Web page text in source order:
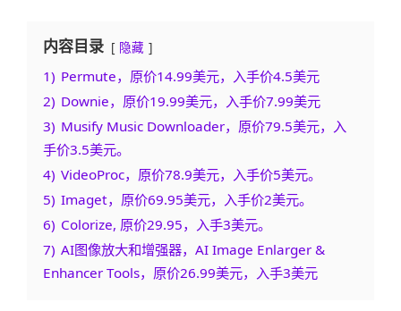
内容目录 隐藏
1) Permute，原价14.99美元，入手价4.5美元
2) Downie，原价19.99美元，入手价7.99美元
3) Musify Music Downloader，原价79.5美元，入
手价3.5美元。
4) VideoProc，原价78.9美元，入手价5美元。
5) Imaget，原价69.95美元，入手价2美元。
6) Colorize, 原价29.95，入手3美元。
7) AI图像放大和增强器，AI Image Enlarger &
Enhancer Tools，原价26.99美元，入手3美元